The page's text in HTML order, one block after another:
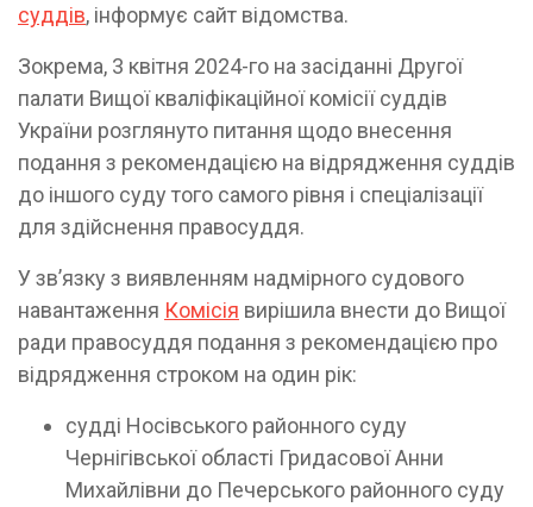
суддів, інформує сайт відомства.
Зокрема, 3 квітня 2024-го на засіданні Другої
палати Вищої кваліфікаційної комісії суддів
України розглянуто питання щодо внесення
подання з рекомендацією на відрядження суддів
до іншого суду того самого рівня і спеціалізації
для здійснення правосуддя.
У зв’язку з виявленням надмірного судового
навантаження Комісія вирішила внести до Вищої
ради правосуддя подання з рекомендацією про
відрядження строком на один рік:
судді Носівського районного суду
Чернігівської області Гридасової Анни
Михайлівни до Печерського районного суду